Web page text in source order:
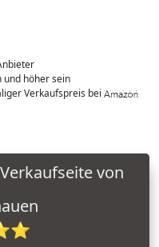
und höher sein
Verkaufspreis bei